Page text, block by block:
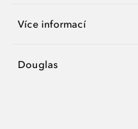
Více informací
Douglas